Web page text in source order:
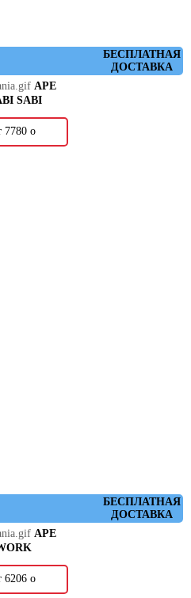
БЕСПЛАТНАЯ
ДОСТАВКА
APE
SABI
7780 о
БЕСПЛАТНАЯ
ДОСТАВКА
APE
6206 о